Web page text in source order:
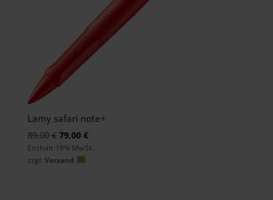
Lamy safari note+
89,00€ Ursprünglicher
Preis
war:
79,00 €Aktueller
Preis
Enthält 19% MwSt.
zzgl. Versand